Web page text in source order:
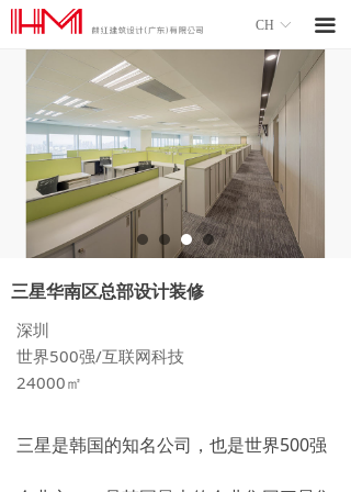
끀
ꀅ
CH
三星华南区总部设计装修
三星是韩国的知名公司，也是世界500强
深圳
世界500强/互联网科技
24000㎡